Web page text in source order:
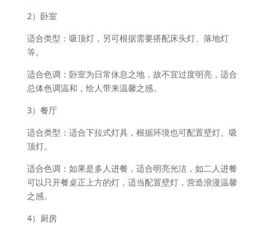
2）卧室
适合类型：吸顶灯，另可根据需要搭配床头灯、落地灯
等。
适合色调：卧室为日常休息之地，故不宜过度明亮，适合
总体色调温和，给人带来温馨之感。
3）餐厅
适合类型：适合下拉式灯具，根据环境也可配置壁灯、吸
顶灯。
适合色调：如果是多人进餐，适合明亮光洁，如二人进餐
可以只开餐桌正上方的灯，适当配置壁灯，营造浪漫温馨
之感。
4）厨房